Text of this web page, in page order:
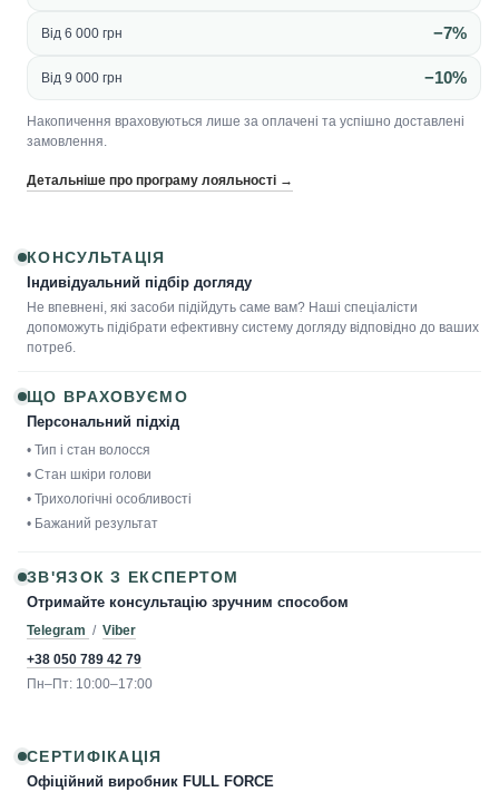
Від 6 000 грн −7%
Від 9 000 грн −10%
Накопичення враховуються лише за оплачені та успішно доставлені
замовлення.
Детальніше про програму лояльності →
КОНСУЛЬТАЦІЯ
Індивідуальний підбір догляду
Не впевнені, які засоби підійдуть саме вам? Наші спеціалісти
допоможуть підібрати ефективну систему догляду відповідно до ваших
потреб.
ЩО ВРАХОВУЄМО
Персональний підхід
• Тип і стан волосся
• Стан шкіри голови
• Трихологічні особливості
• Бажаний результат
ЗВ'ЯЗОК З ЕКСПЕРТОМ
Отримайте консультацію зручним способом
Telegram / Viber
+38 050 789 42 79
Пн–Пт: 10:00–17:00
СЕРТИФІКАЦІЯ
Офіційний виробник FULL FORCE